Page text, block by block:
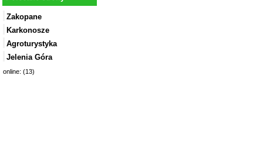
Zakopane
Karkonosze
Agroturystyka
Jelenia Góra
online: (13)